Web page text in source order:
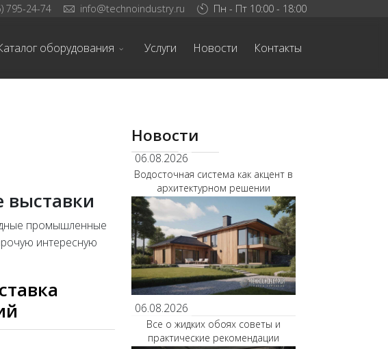
795-24-74 info@technoindustry.ru Пн - Пт 10:00 - 18:00
оборудования Услуги Новости Контакты
промышленные
интересную
Новости
06.08.2026
Водосточная система как акцент в
архитектурном решении
06.08.2026
Все о жидких обоях советы и
практические рекомендации